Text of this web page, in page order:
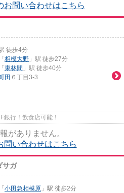
お問い合わせはこちら
徒歩4分
「 相模大野 」駅 徒歩27分
「 東林間 」駅 徒歩40分
田 ６丁目3-3
銀行！飲食店可能！
がありません。
問い合わせはこちら
サガ
「 小田急相模原 」駅 徒歩2分